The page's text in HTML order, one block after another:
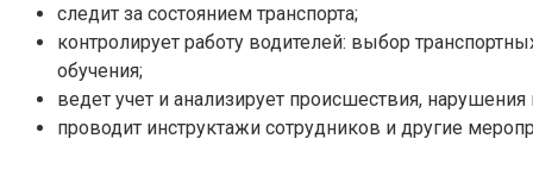
следит за состоянием транспорта;
контролирует работу водителей: выбор
обучения;
ведет учет и анализирует происшествия,
проводит инструктажи сотрудников и другие